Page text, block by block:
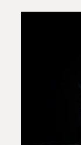
Einspringer
machen, als
Anfang
unglaublich
Druck, etwas
richtig
Debüts mit
Bei einem
eigentlich